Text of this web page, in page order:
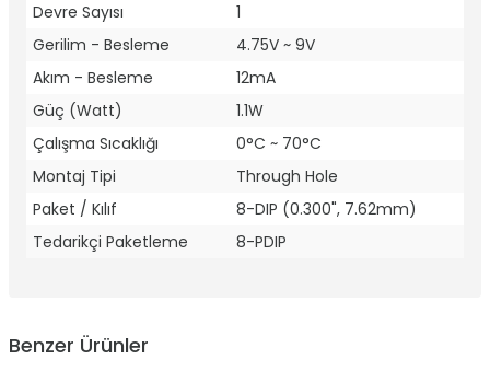
Devre Sayısı
1
Gerilim - Besleme
4.75V ~ 9V
Akım - Besleme
12mA
Güç (Watt)
1.1W
Çalışma Sıcaklığı
0°C ~ 70°C
Montaj Tipi
Through Hole
Paket / Kılıf
8-DIP (0.300", 7.62mm)
Tedarikçi Paketleme
8-PDIP
Benzer Ürünler